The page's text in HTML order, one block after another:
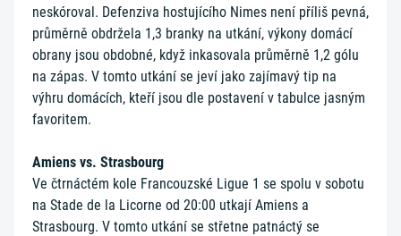
neskóroval. Defenziva hostujícího Nimes není příliš pevná,
průměrně obdržela 1,3 branky na utkání, výkony domácí
obrany jsou obdobné, když inkasovala průměrně 1,2 gólu
na zápas. V tomto utkání se jeví jako zajímavý tip na
výhru domácích, kteří jsou dle postavení v tabulce jasným
favoritem.
Amiens vs. Strasbourg
Ve čtrnáctém kole Francouzské Ligue 1 se spolu v sobotu
na Stade de la Licorne od 20:00 utkají Amiens a
Strasbourg. V tomto utkání se střetne patnáctý se